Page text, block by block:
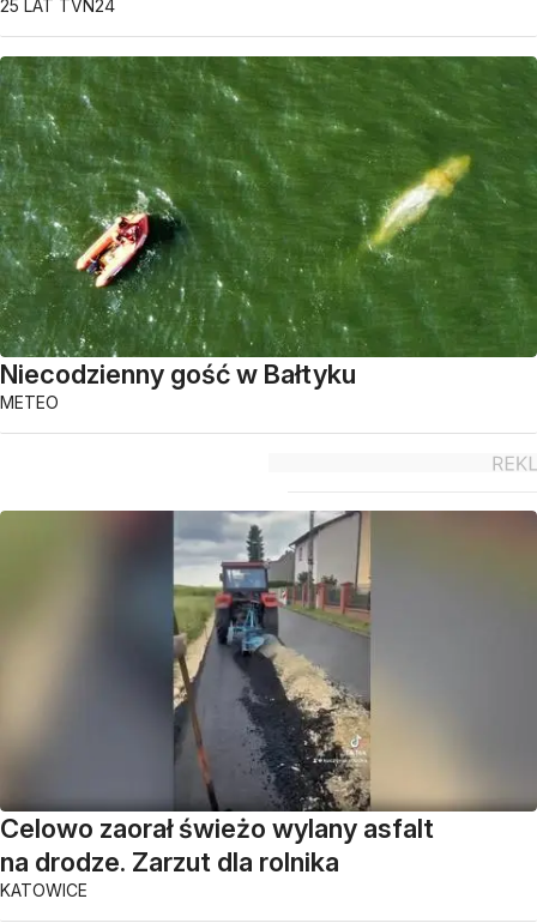
25 LAT TVN24
Niecodzienny gość w Bałtyku
METEO
Celowo zaorał świeżo wylany asfalt
na drodze. Zarzut dla rolnika
KATOWICE